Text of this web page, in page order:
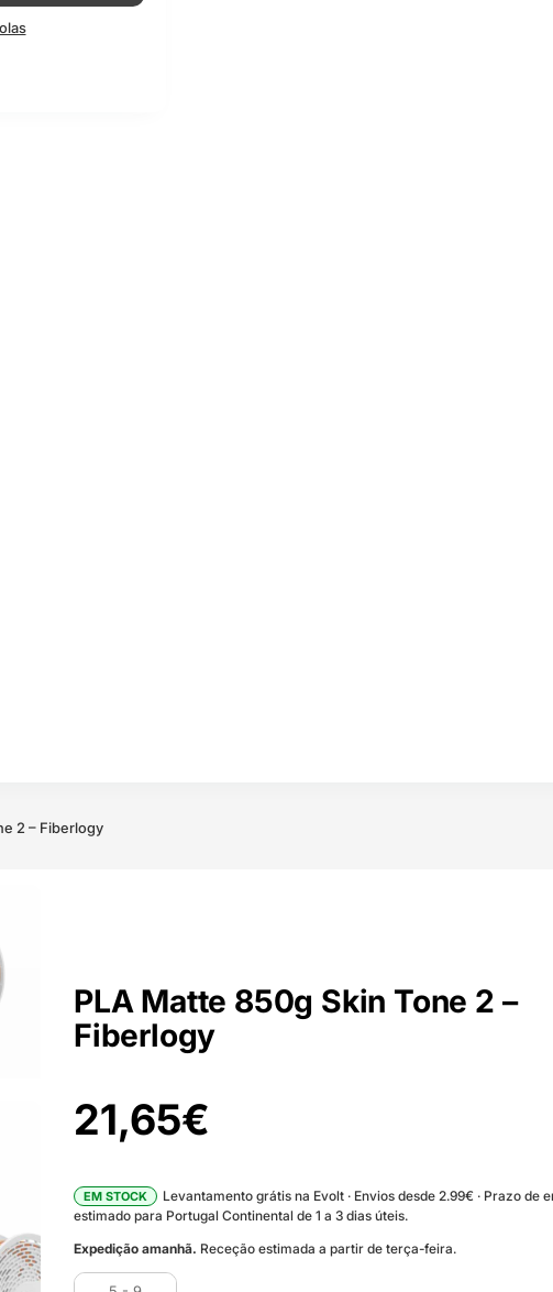
2 – Fiberlogy
PLA Matte 850g Skin Tone 2 –
Fiberlogy
21,65€
EM STOCK
Levantamento grátis na Evolt · Envios desde 2.99€ · Prazo de
estimado para Portugal Continental de 1 a 3 dias úteis.
Expedição amanhã. Receção estimada a partir de terça-feira.